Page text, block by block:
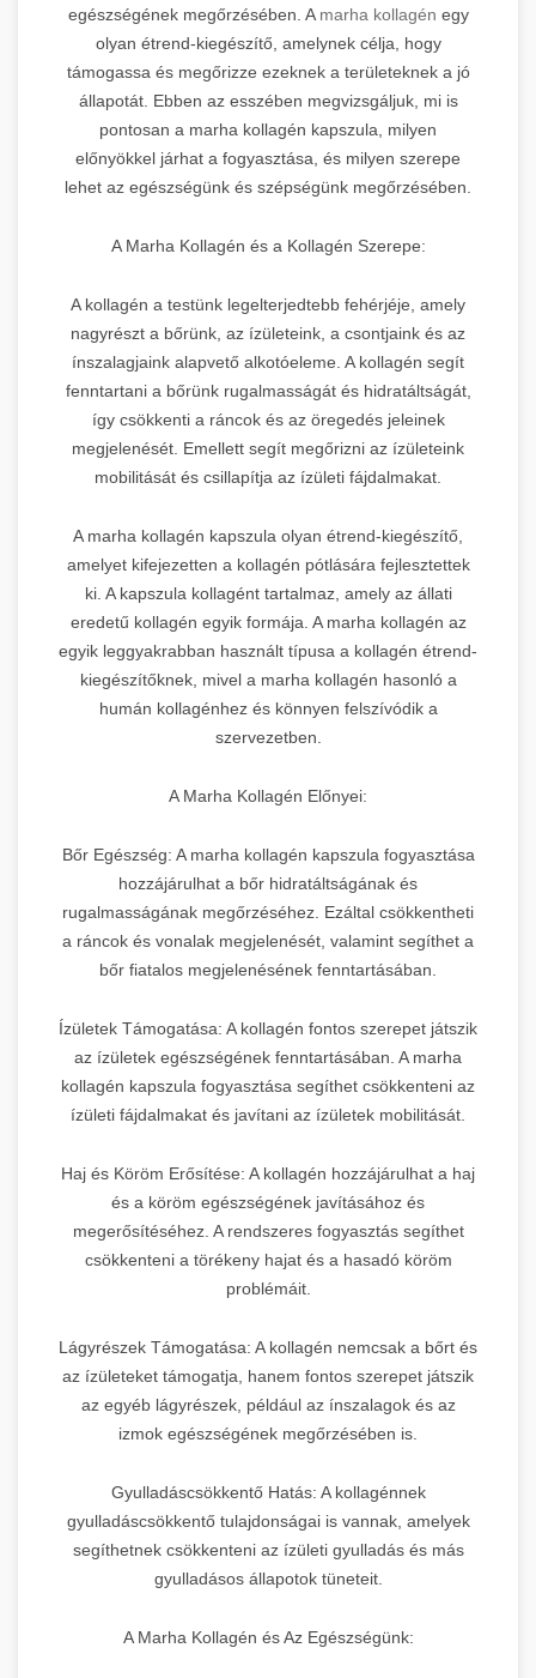
egészségének megőrzésében. Amarha kollagén egy
olyan étrend-kiegészítő, amelynek célja, hogy
támogassa és megőrizze ezeknek a területeknek a jó
állapotát. Ebben az esszében megvizsgáljuk, mi is
pontosan a marha kollagén kapszula, milyen
előnyökkel járhat a fogyasztása, és milyen szerepe
lehet az egészségünk és szépségünk megőrzésében.
A Marha Kollagén és a Kollagén Szerepe:
A kollagén a testünk legelterjedtebb fehérjéje, amely
nagyrészt a bőrünk, az ízületeink, a csontjaink és az
ínszalagjaink alapvető alkotóeleme. A kollagén segít
fenntartani a bőrünk rugalmasságát és hidratáltságát,
így csökkenti a ráncok és az öregedés jeleinek
megjelenését. Emellett segít megőrizni az ízületeink
mobilitását és csillapítja az ízületi fájdalmakat.
A marha kollagén kapszula olyan étrend-kiegészítő,
amelyet kifejezetten a kollagén pótlására fejlesztettek
ki. A kapszula kollagént tartalmaz, amely az állati
eredetű kollagén egyik formája. A marha kollagén az
egyik leggyakrabban használt típusa a kollagén étrend-
kiegészítőknek, mivel a marha kollagén hasonló a
humán kollagénhez és könnyen felszívódik a
szervezetben.
A Marha Kollagén Előnyei:
Bőr Egészség: A marha kollagén kapszula fogyasztása
hozzájárulhat a bőr hidratáltságának és
rugalmasságának megőrzéséhez. Ezáltal csökkentheti
a ráncok és vonalak megjelenését, valamint segíthet a
bőr fiatalos megjelenésének fenntartásában.
Ízületek Támogatása: A kollagén fontos szerepet játszik
az ízületek egészségének fenntartásában. A marha
kollagén kapszula fogyasztása segíthet csökkenteni az
ízületi fájdalmakat és javítani az ízületek mobilitását.
Haj és Köröm Erősítése: A kollagén hozzájárulhat a haj
és a köröm egészségének javításához és
megerősítéséhez. A rendszeres fogyasztás segíthet
csökkenteni a törékeny hajat és a hasadó köröm
problémáit.
Lágyrészek Támogatása: A kollagén nemcsak a bőrt és
az ízületeket támogatja, hanem fontos szerepet játszik
az egyéb lágyrészek, például az ínszalagok és az
izmok egészségének megőrzésében is.
Gyulladáscsökkentő Hatás: A kollagénnek
gyulladáscsökkentő tulajdonságai is vannak, amelyek
segíthetnek csökkenteni az ízületi gyulladás és más
gyulladásos állapotok tüneteit.
A Marha Kollagén és Az Egészségünk: